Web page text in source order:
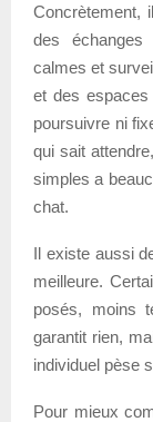
Concrètement,
des échanges
calmes et
et des
poursuivre ni
qui sait
simples a
chat.
Il existe aussi
meilleure.
posés, moins
garantit rien,
individuel pèse
Pour mieux